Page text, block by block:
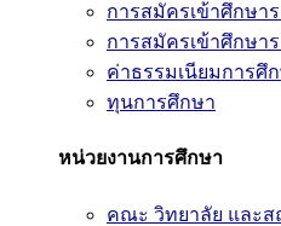
การสมัครเข้าศึกษ
การสมัครเข้าศึกษ
ค่าธรรมเนียมการศึ
ทุนการศึกษา
หน่วยงานการศึกษา
คณะ วิทยาลัย และส